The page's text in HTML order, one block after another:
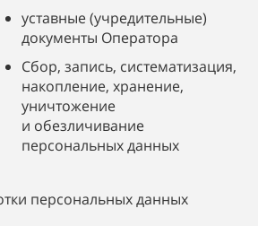
уставные (учредительные)
документы Оператора
Сбор, запись, систематизация,
накопление, хранение,
уничтожение
и обезличивание
персональных данных
персональных данных